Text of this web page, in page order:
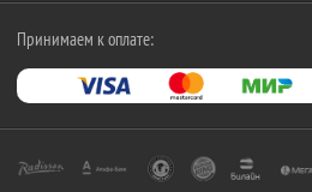
Принимаем к оплате: